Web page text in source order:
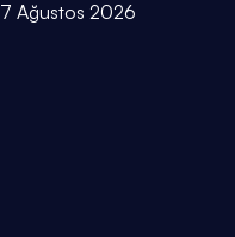
7 Ağustos 2026